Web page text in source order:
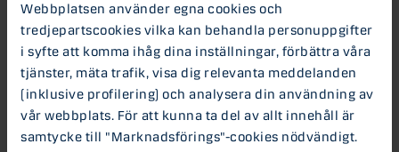
Webbplatsen använder egna cookies och
tredjepartscookies vilka kan behandla personuppgifter
i syfte att komma ihåg dina inställningar, förbättra våra
tjänster, mäta trafik, visa dig relevanta meddelanden
(inklusive profilering) och analysera din användning av
vår webbplats. För att kunna ta del av allt innehåll är
samtycke till "Marknadsförings"-cookies nödvändigt.
Grön finansiering Hållbarhet